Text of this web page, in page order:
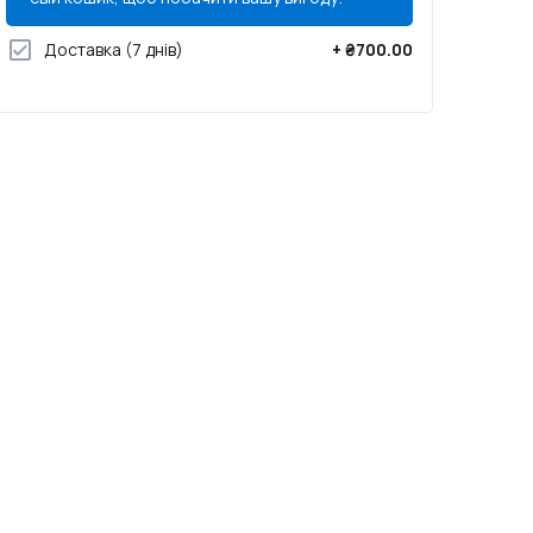
Доставка (7 днів) + ₴700.00